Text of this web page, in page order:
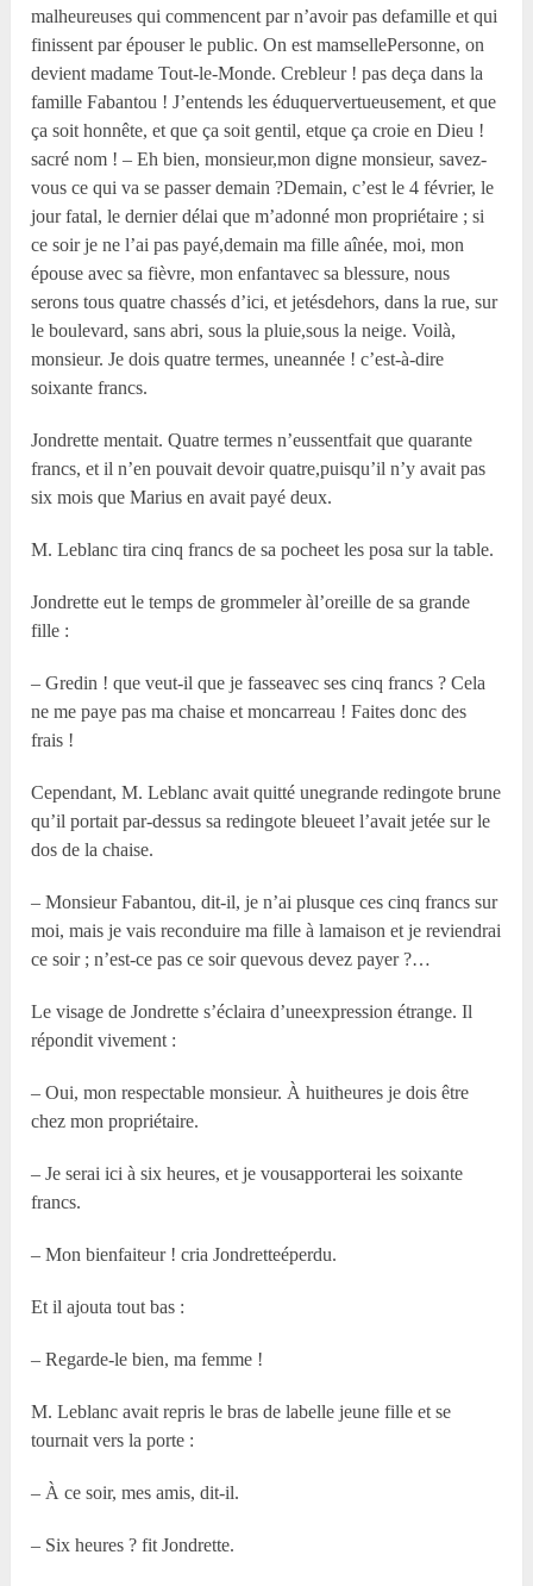
malheureuses qui commencent par n’avoir pas defamille et qui
finissent par épouser le public. On est mamsellePersonne, on
devient madame Tout-le-Monde. Crebleur ! pas deça dans la
famille Fabantou ! J’entends les éduquervertueusement, et que
ça soit honnête, et que ça soit gentil, etque ça croie en Dieu !
sacré nom ! – Eh bien, monsieur,mon digne monsieur, savez-
vous ce qui va se passer demain ?Demain, c’est le 4 février, le
jour fatal, le dernier délai que m’adonné mon propriétaire ; si
ce soir je ne l’ai pas payé,demain ma fille aînée, moi, mon
épouse avec sa fièvre, mon enfantavec sa blessure, nous
serons tous quatre chassés d’ici, et jetésdehors, dans la rue, sur
le boulevard, sans abri, sous la pluie,sous la neige. Voilà,
monsieur. Je dois quatre termes, uneannée ! c’est-à-dire
soixante francs.
Jondrette mentait. Quatre termes n’eussentfait que quarante
francs, et il n’en pouvait devoir quatre,puisqu’il n’y avait pas
six mois que Marius en avait payé deux.
M. Leblanc tira cinq francs de sa pocheet les posa sur la table.
Jondrette eut le temps de grommeler àl’oreille de sa grande
fille :
– Gredin ! que veut-il que je fasseavec ses cinq francs ? Cela
ne me paye pas ma chaise et moncarreau ! Faites donc des
frais !
Cependant, M. Leblanc avait quitté unegrande redingote brune
qu’il portait par-dessus sa redingote bleueet l’avait jetée sur le
dos de la chaise.
– Monsieur Fabantou, dit-il, je n’ai plusque ces cinq francs sur
moi, mais je vais reconduire ma fille à lamaison et je reviendrai
ce soir ; n’est-ce pas ce soir quevous devez payer ?…
Le visage de Jondrette s’éclaira d’uneexpression étrange. Il
répondit vivement :
– Oui, mon respectable monsieur. À huitheures je dois être
chez mon propriétaire.
– Je serai ici à six heures, et je vousapporterai les soixante
francs.
– Mon bienfaiteur ! cria Jondretteéperdu.
Et il ajouta tout bas :
– Regarde-le bien, ma femme !
M. Leblanc avait repris le bras de labelle jeune fille et se
tournait vers la porte :
– À ce soir, mes amis, dit-il.
– Six heures ? fit Jondrette.